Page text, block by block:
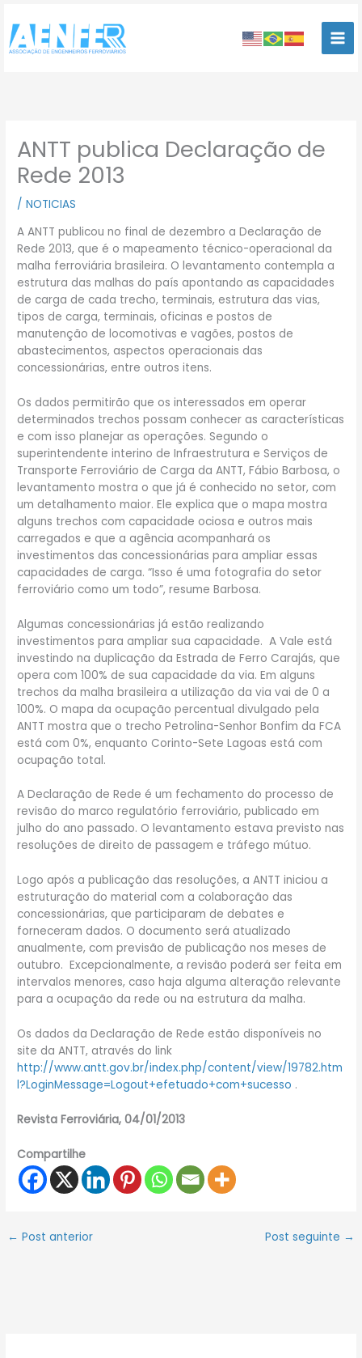
para
conteúdo
ANTT publica Declaração de
Rede 2013
/NOTICIAS
A ANTT publicou no final de dezembro a Declaração de
Rede 2013, que é o mapeamento técnico-operacional da
malha ferroviária brasileira. O levantamento contempla a
estrutura das malhas do país apontando as capacidades
de carga de cada trecho, terminais, estrutura das vias,
tipos de carga, terminais, oficinas e postos de
manutenção de locomotivas e vagões, postos de
abastecimentos, aspectos operacionais das
concessionárias, entre outros itens.
Os dados permitirão que os interessados em operar
determinados trechos possam conhecer as características
e com isso planejar as operações. Segundo o
superintendente interino de Infraestrutura e Serviços de
Transporte Ferroviário de Carga da ANTT, Fábio Barbosa, o
levantamento mostra o que já é conhecido no setor, com
um detalhamento maior. Ele explica que o mapa mostra
alguns trechos com capacidade ociosa e outros mais
carregados e que a agência acompanhará os
investimentos das concessionárias para ampliar essas
capacidades de carga. “Isso é uma fotografia do setor
ferroviário como um todo”, resume Barbosa.
Algumas concessionárias já estão realizando
investimentos para ampliar sua capacidade. A Vale está
investindo na duplicação da Estrada de Ferro Carajás, que
opera com 100% de sua capacidade da via. Em alguns
trechos da malha brasileira a utilização da via vai de 0 a
100%. O mapa da ocupação percentual divulgado pela
ANTT mostra que o trecho Petrolina-Senhor Bonfim da FCA
está com 0%, enquanto Corinto-Sete Lagoas está com
ocupação total.
A Declaração de Rede é um fechamento do processo de
revisão do marco regulatório ferroviário, publicado em
julho do ano passado. O levantamento estava previsto nas
resoluções de direito de passagem e tráfego mútuo.
Logo após a publicação das resoluções, a ANTT iniciou a
estruturação do material com a colaboração das
concessionárias, que participaram de debates e
forneceram dados. O documento será atualizado
anualmente, com previsão de publicação nos meses de
outubro. Excepcionalmente, a revisão poderá ser feita em
intervalos menores, caso haja alguma alteração relevante
para a ocupação da rede ou na estrutura da malha.
Os dados da Declaração de Rede estão disponíveis no
site da ANTT, através do link
http://www.antt.gov.br/index.php/content/view/19782.htm
l?LoginMessage=Logout+efetuado+com+sucesso .
Revista Ferroviária, 04/01/2013
Compartilhe
← Post anterior Post seguinte →